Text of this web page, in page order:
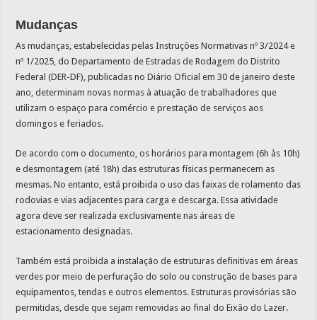
Mudanças
As mudanças, estabelecidas pelas Instruções Normativas nº 3/2024 e
nº 1/2025, do Departamento de Estradas de Rodagem do Distrito
Federal (DER-DF), publicadas no Diário Oficial em 30 de janeiro deste
ano, determinam novas normas à atuação de trabalhadores que
utilizam o espaço para comércio e prestação de serviços aos
domingos e feriados.
De acordo com o documento, os horários para montagem (6h às 10h)
e desmontagem (até 18h) das estruturas físicas permanecem as
mesmas. No entanto, está proibida o uso das faixas de rolamento das
rodovias e vias adjacentes para carga e descarga. Essa atividade
agora deve ser realizada exclusivamente nas áreas de
estacionamento designadas.
Também está proibida a instalação de estruturas definitivas em áreas
verdes por meio de perfuração do solo ou construção de bases para
equipamentos, tendas e outros elementos. Estruturas provisórias são
permitidas, desde que sejam removidas ao final do Eixão do Lazer.